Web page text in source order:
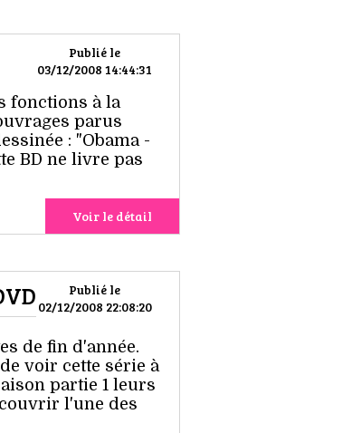
Publié le
03/12/2008 14:44:31
fonctions à la
parus
: "Obama -
BD ne livre pas
Voir le détail
Publié le
02/12/2008 22:08:20
de fin d'année.
voir cette série à
partie 1 leurs
l'une des